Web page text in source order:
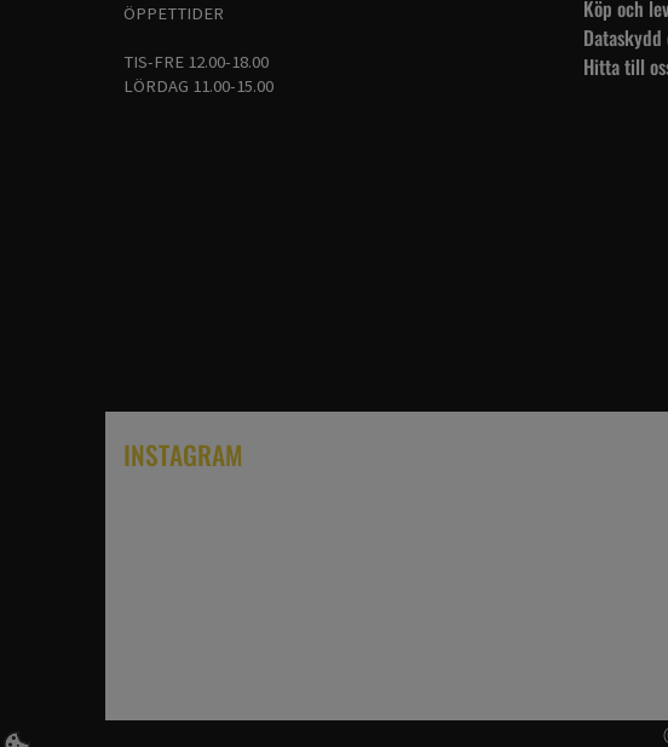
ÖPPETTIDER
TIS-FRE 12.00-18.00
LÖRDAG 11.00-15.00
Köp och
Hitta till
INSTAGRAM